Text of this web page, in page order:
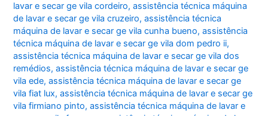
lavar e secar ge vila cordeiro,assistência técnica máquina
de lavar e secar ge vila cruzeiro,assistência técnica
máquina de lavar e secar ge vila cunha bueno,assistência
técnica máquina de lavar e secar ge vila dom pedro ii,
assistência técnica máquina de lavar e secar ge vila dos
remédios,assistência técnica máquina de lavar e secar ge
vila ede,assistência técnica máquina de lavar e secar ge
vila fiat lux,assistência técnica máquina de lavar e secar ge
vila firmiano pinto,assistência técnica máquina de lavar e